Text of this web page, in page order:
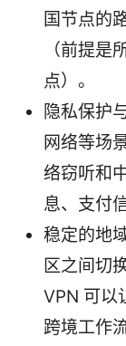
国节点的
（前提是
点）。
隐私保护
网络等场
络窃听和
息、支付
稳定的地
区之间切
VPN 可以
跨境工作